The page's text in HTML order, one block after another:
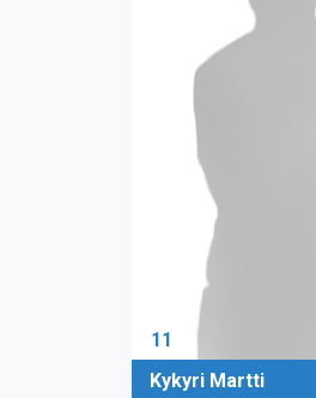
11
Kykyri Martti